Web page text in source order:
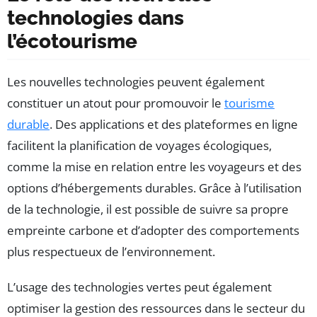
technologies dans
l’écotourisme
Les nouvelles technologies peuvent également
constituer un atout pour promouvoir le tourisme
durable. Des applications et des plateformes en ligne
facilitent la planification de voyages écologiques,
comme la mise en relation entre les voyageurs et des
options d’hébergements durables. Grâce à l’utilisation
de la technologie, il est possible de suivre sa propre
empreinte carbone et d’adopter des comportements
plus respectueux de l’environnement.
L’usage des technologies vertes peut également
optimiser la gestion des ressources dans le secteur du